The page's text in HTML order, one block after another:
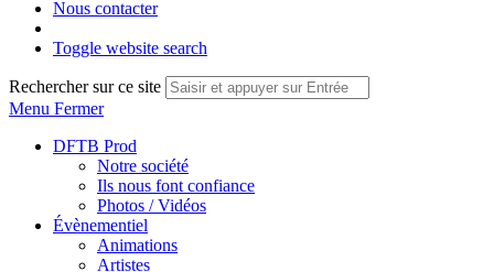
Nous contacter
Toggle website search
Rechercher sur ce site
Menu Fermer
DFTB Prod
Notre société
Ils nous font confiance
Photos / Vidéos
Évènementiel
Animations
Artistes